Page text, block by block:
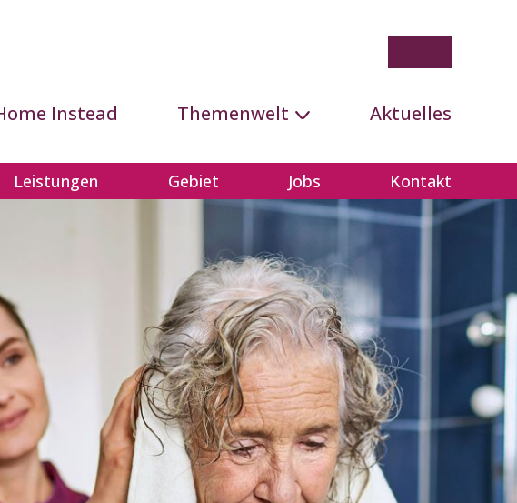
Instead Themenwelt Aktuelles
Leistungen Gebiet Jobs Kontakt